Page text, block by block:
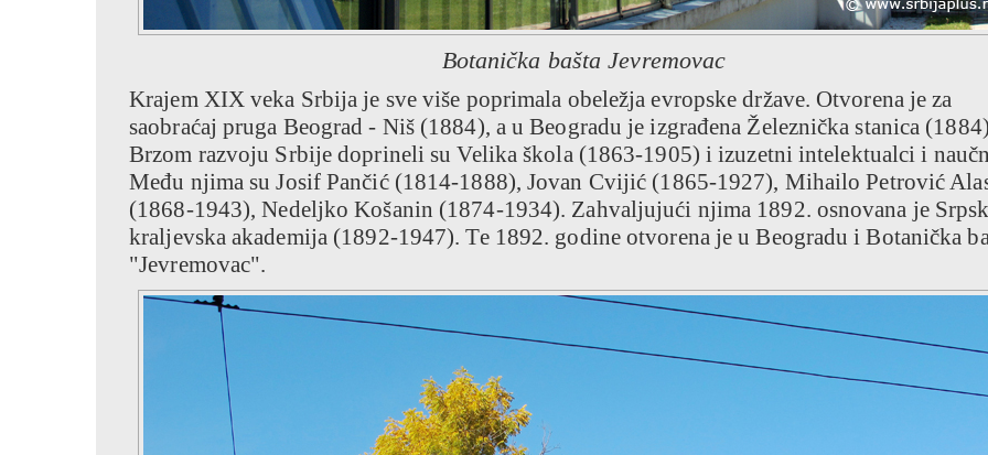
Botanička bašta Jevremovac
Krajem XIX veka Srbija je sve više poprimala obeležja evropske države. Otvorena je za
saobraćaj pruga Beograd - Niš (1884), a u Beogradu je izgrađena Železnička stanica
Brzom razvoju Srbije doprineli su Velika škola (1863-1905) i izuzetni intelektualci i
Među njima su Josif Pančić (1814-1888), Jovan Cvijić (1865-1927), Mihailo Petrović
(1868-1943), Nedeljko Košanin (1874-1934). Zahvaljujući njima 1892. osnovana je
kraljevska akademija (1892-1947). Te 1892. godine otvorena je u Beogradu i Botanička
"Jevremovac".